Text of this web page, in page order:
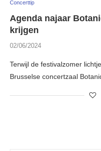
Concerttip
Agenda najaar
krijgen
02/06/2024
Terwijl de festivalzomer
Brusselse concertzaal